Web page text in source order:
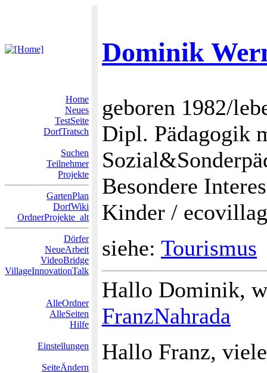
Dominik
Home
Neues
TestSeite
DorfTratsch
Suchen
Teilnehmer
Projekte
GartenPlan
DorfWiki
OrdnerProjekte_alt
Dörfer
NeueArbeit
VideoBridge
VillageInnovationTalk
AlleOrdner
AlleSeiten
Hilfe
Einstellungen
SeiteÄndern
geboren 1982/
Dipl. Pädagogik
Besondere
Kinder /
siehe: Tourismus
Hallo Dominik,
FranzNahrada
Hallo Franz,